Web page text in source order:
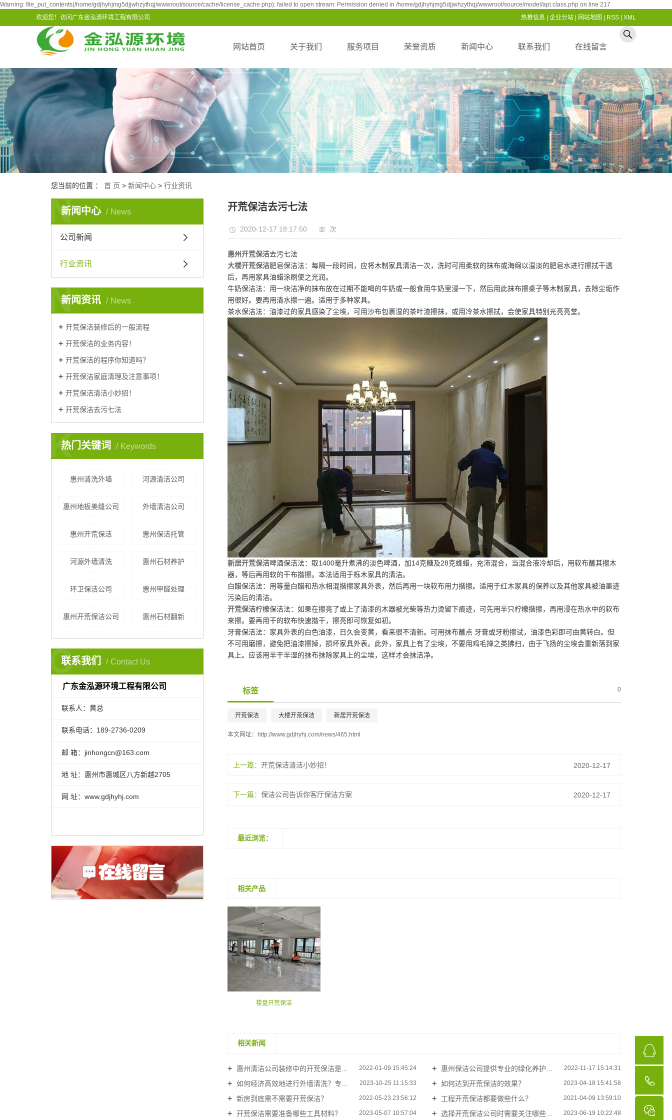
Warning: file_put_contents(/home/gdjhyhjmg5djjwhzythqj/wwwroot/source/cache/license_cache.php): failed to open stream: Permission denied in /home/gdjhyhjmg5djjwhzythqj/wwwroot/source/model/api.class.php on line 217
欢迎您！访问广东金泓源环境工程有限公司
热推信息 企业分站 网站地图 RSS XML
网站首页 关于我们 服务项目
开荒保洁服务
日常保洁服务
综合保洁服务
外墙清洗服务
荣誉资质
荣誉资质
新闻中心
公司新闻
行业资讯
联系我们
联系我们
在线留言
您当前的位置 ： 首 页 > 新闻中心 > 行业资讯
新闻中心 News
N
公司新闻
行业资讯
新闻资讯 News
N
开荒保洁装修后的一般流程
开荒保洁的业务内容！
开荒保洁的程序你知道吗？
开荒保洁家庭清理及注意事项！
开荒保洁清洁小妙招！
开荒保洁去污七法
热门关键词 Keywords
K
惠州清洗外墙 河源清洁公司
惠州地板美缝公司 外墙清洁公司
惠州开荒保洁 惠州保洁托管
河源外墙清洗 惠州石材养护
环卫保洁公司 惠州甲醛处理
惠州开荒保洁公司 惠州石材翻新
联系我们 Contact Us
C
广东金泓源环境工程有限公司
联系人：黄总
联系电话：189-2736-0209
邮 箱：jinhongcn@163.com
地 址：惠州市惠城区八方新越2705
网 址：www.gdjhyhj.com
开荒保洁去污七法
2020-12-17 18:17:50 次
惠州开荒保洁去污七法
大楼开荒保洁肥皂保洁法：每隔一段时间，应将木制家具清洁一次，洗时可用柔软的抹布或海绵以温淡的肥皂水进行擦拭干透
后，再用家具油蜡涂刷使之光润。
牛奶保洁法：用一块洁净的抹布放在过期不能喝的牛奶或一般食用牛奶里浸一下，然后用此抹布擦桌子等木制家具，去除尘垢作
用很好。要再用清水擦一遍。适用于多种家具。
茶水保洁法：油漆过的家具感染了尘埃，可用沙布包裹湿的茶叶渣擦抹，或用冷茶水擦拭，会使家具特别光亮亮堂。
新居开荒保洁啤酒保洁法：取1400毫升煮沸的淡色啤酒，加14克糖及28克蜂蜡，充沛混合，当混合液冷却后，用软布蘸其擦木
器，等后再用软的干布揩擦。本法适用于栎木家具的清洁。
白醋保洁法：用等量白醋和热水相混揩擦家具外表，然后再用一块软布用力揩擦。适用于红木家具的保养以及其他家具被油墨迹
污染后的清洁。
开荒保洁柠檬保洁法：如果在擦亮了或上了清漆的木器被光柴等热力烫留下痕迹，可先用半只柠檬揩擦，再用浸在热水中的软布
来擦。要再用干的软布快速揩干，擦亮即可恢复如初。
牙膏保洁法：家具外表的白色油漆，日久会变黄，看来很不清新。可用抹布蘸点 牙膏或牙粉擦试，油漆色彩即可由黄转白。但
不可用磨擦，避免把油漆擦掉，损坏家具外表。此外，家具上有了尘埃，不要用鸡毛掸之类拂扫，由于飞扬的尘埃会重新落到家
具上。应该用半干半湿的抹布抹除家具上的尘埃，这样才会抹洁净。
标签 0
开荒保洁 大楼开荒保洁 新居开荒保洁
本文网址： http://www.gdjhyhj.com/news/465.html
上一篇： 开荒保洁清洁小妙招！ 2020-12-17
下一篇： 保洁公司告诉你客厅保洁方案 2020-12-17
最近浏览：
相关产品
楼盘开荒保洁
相关新闻
惠州清洁公司装修中的开荒保洁是... 2022-01-09 15:45:24 惠州保洁公司提供专业的绿化养护服务 2022-11-17 15:14:31
如何经济高效地进行外墙清洗？专... 2023-10-25 11:15:33 如何达到开荒保洁的效果？ 2023-04-18 15:41:58
新房到底需不需要开荒保洁？ 2022-05-23 23:56:12 工程开荒保洁都要做些什么？ 2021-04-09 13:59:10
开荒保洁需要准备哪些工具材料？ 2023-05-07 10:57:04 选择开荒保洁公司时需要关注哪些方面？ 2023-06-19 10:22:48